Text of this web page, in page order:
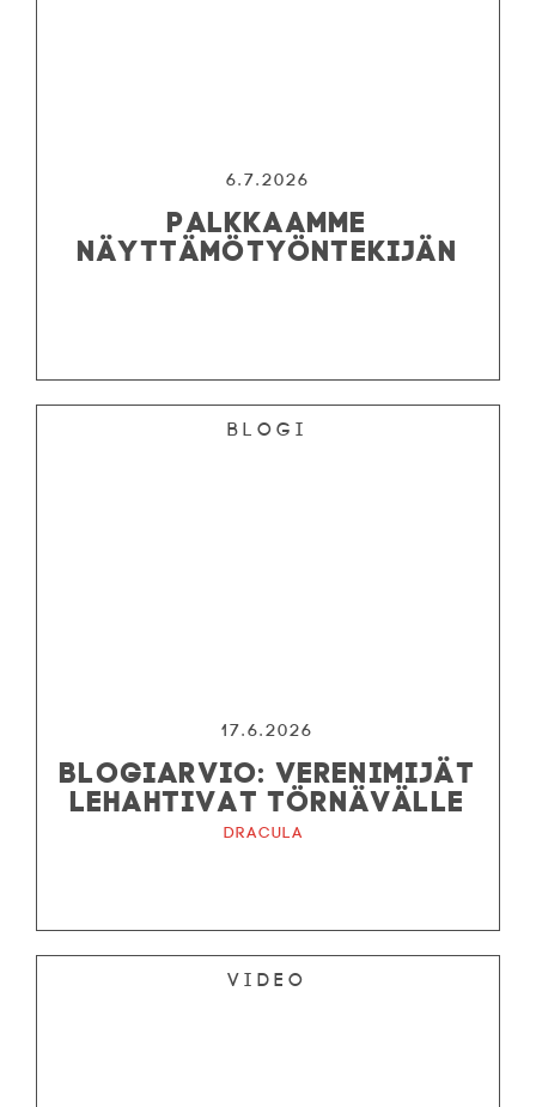
6.7.2026
PALKKAAMME
NÄYTTÄMÖTYÖNTEKIJÄN
Blogi
17.6.2026
BLOGIARVIO: VERENIMIJÄT
LEHAHTIVAT TÖRNÄVÄLLE
Dracula
Video